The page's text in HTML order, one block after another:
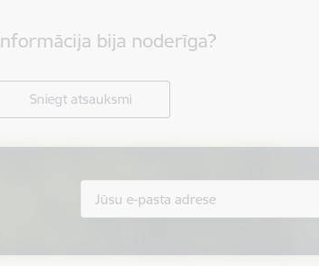
bija noderīga?
Sniegt atsauksmi